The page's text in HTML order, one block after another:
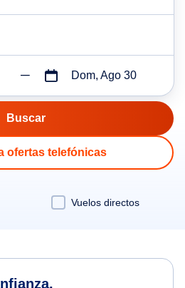
Dom, Ago 30
ofertas telefónicas
Vuelos directos